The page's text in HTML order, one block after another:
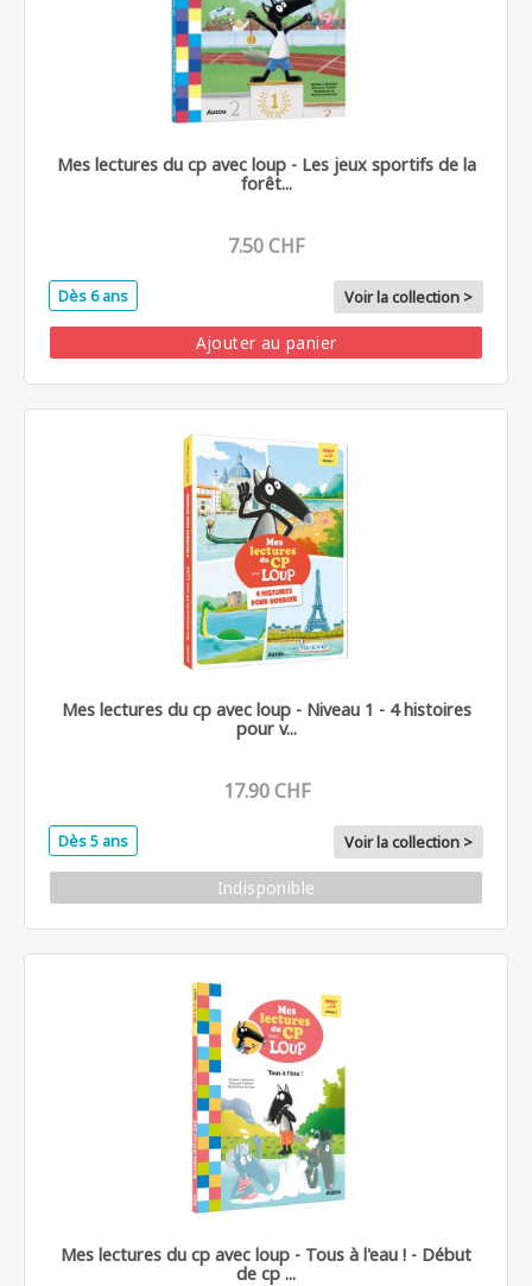
Mes lectures du cp avec loup - Les jeux sportifs de la
forêt...
7.50 CHF
Dès 6 ans Voir la collection >
Ajouter au panier
Mes lectures du cp avec loup - Niveau 1 - 4 histoires
pour v...
17.90 CHF
Dès 5 ans Voir la collection >
Indisponible
Mes lectures du cp avec loup - Tous à l'eau ! - Début
de cp ...